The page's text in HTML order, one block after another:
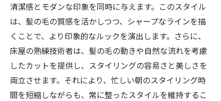
清潔感とモダンな印象を同時に与えます。このスタイル
は、髪の毛の質感を活かしつつ、シャープなラインを描
くことで、より印象的なルックを演出します。さらに、
床屋の熟練技術者は、髪の毛の動きや自然な流れを考慮
したカットを提供し、スタイリングの容易さと美しさを
両立させます。それにより、忙しい朝のスタイリング時
間を短縮しながらも、常に整ったスタイルを維持するこ